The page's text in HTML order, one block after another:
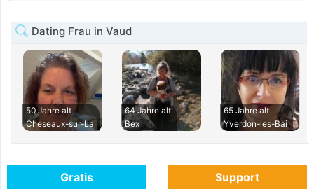
Dating Frau in Vaud
50 Jahre alt
Cheseaux-sur-La
64 Jahre alt
Bex
65 Jahre alt
Yverdon-les-Bai
Gratis Support